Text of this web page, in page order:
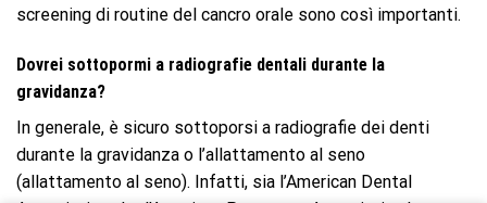
screening di routine del cancro orale sono così importanti.
Dovrei sottopormi a radiografie dentali durante la
gravidanza?
In generale, è sicuro sottoporsi a radiografie dei denti
durante la gravidanza o l’allattamento al seno
(allattamento al seno). Infatti, sia l’American Dental